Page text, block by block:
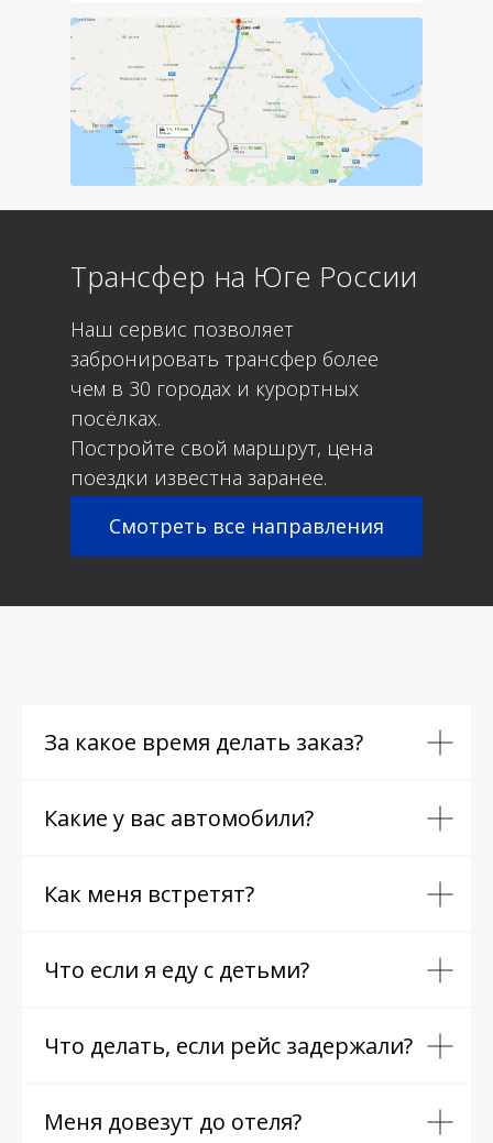
Трансфер на Юге России
Наш сервис позволяет
забронировать трансфер более
чем в 30 городах и курортных
посёлках.
Постройте свой маршрут, цена
поездки известна заранее.
Смотреть все направления
За какое время делать заказ?
Какие у вас автомобили?
Как меня встретят?
Что если я еду с детьми?
Что делать, если рейс задержали?
Меня довезут до отеля?